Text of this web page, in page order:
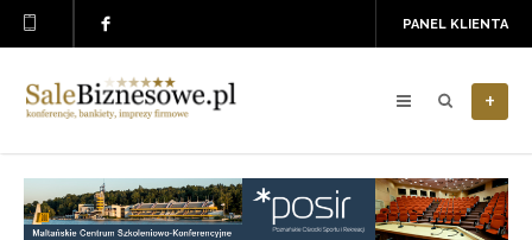
PANEL KLIENTA
+